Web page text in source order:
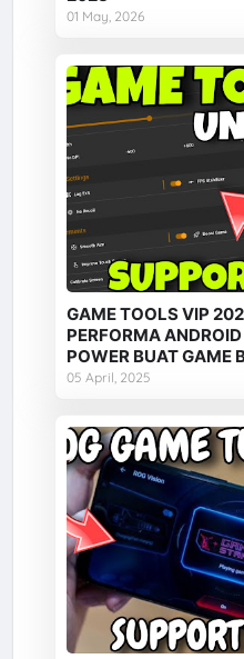
01 May, 2026
GAME TOOLS VIP
PERFORMA
POWER BUAT GAME
05 April, 2025